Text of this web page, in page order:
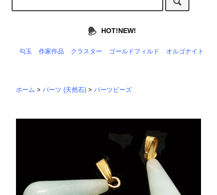
HOT!NEW!
勾玉 作家作品 クラスター ゴールドフィルド オルゴナイト
ホーム >パーツ (天然石) >パーツビーズ